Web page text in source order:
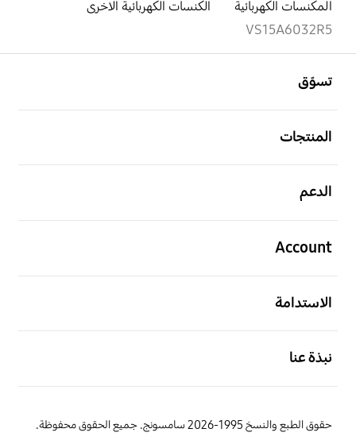
المكنسات الكهربائية
الكنسات الكهربائية الاخرى
VS15A6032R5
تسوّق
المنتجات
الدعم
Account
الاستدامة
نبذة عنا
حقوق الطبع والنسخ 1995-2026 سامسونج. جميع الحقوق محفوظة.